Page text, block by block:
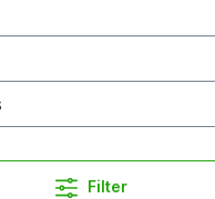
Filter